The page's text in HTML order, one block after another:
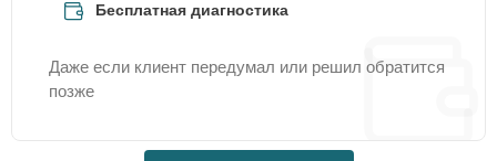
Бесплатная диагностика
Даже если клиент передумал или решил обратится
позже